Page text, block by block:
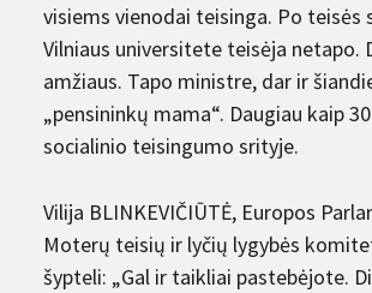
visiems vienodai teisinga. Po teisės
Vilniaus universitete teisėja netapo.
amžiaus. Tapo ministre, dar ir
„pensininkų mama“. Daugiau kaip
socialinio teisingumo srityje.
Vilija BLINKEVIČIŪTĖ, Europos
Moterų teisių ir lyčių lygybės
šypteli: „Gal ir taikliai pastebėjote.